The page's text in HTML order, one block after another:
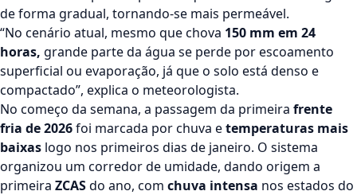
de forma gradual, tornando-se mais permeável.
“No cenário atual, mesmo que chova 150 mm em 24
horas, grande parte da água se perde por escoamento
superficial ou evaporação, já que o solo está denso e
compactado”, explica o meteorologista.
No começo da semana, a passagem da primeira frente
fria de 2026foi marcada por chuva etemperaturas mais
baixas logo nos primeiros dias de janeiro. O sistema
organizou um corredor de umidade, dando origem a
primeira ZCASdo ano, com chuva intensa nos estados do